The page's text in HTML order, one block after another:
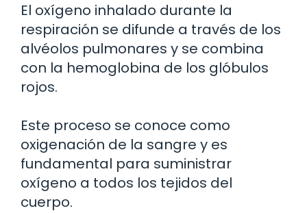
El oxígeno inhalado durante la
respiración se difunde a través de los
alvéolos pulmonares y se combina
con la hemoglobina de los glóbulos
rojos.
Este proceso se conoce como
oxigenación de la sangre y es
fundamental para suministrar
oxígeno a todos los tejidos del
cuerpo.